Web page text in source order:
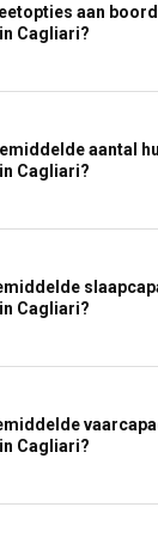
aan boord
Cagliari?
aantal
Cagliari?
Cagliari?
Cagliari?